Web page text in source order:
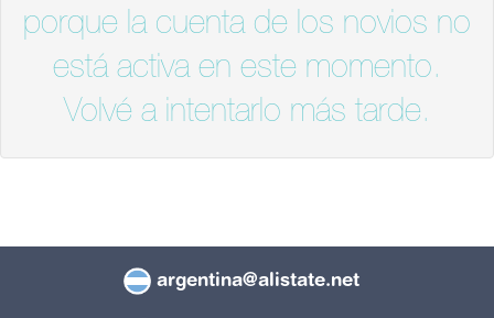
porque la cuenta de los novios no
está activa en este momento.
Volvé a intentarlo más tarde.
argentina@alistate.net